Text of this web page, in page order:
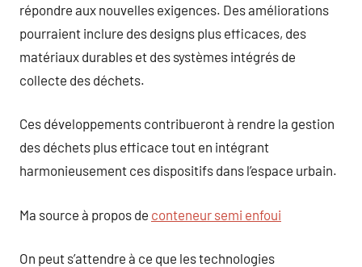
répondre aux nouvelles exigences. Des améliorations
pourraient inclure des designs plus efficaces, des
matériaux durables et des systèmes intégrés de
collecte des déchets.
Ces développements contribueront à rendre la gestion
des déchets plus efficace tout en intégrant
harmonieusement ces dispositifs dans l’espace urbain.
Ma source à propos de conteneur semi enfoui
On peut s’attendre à ce que les technologies